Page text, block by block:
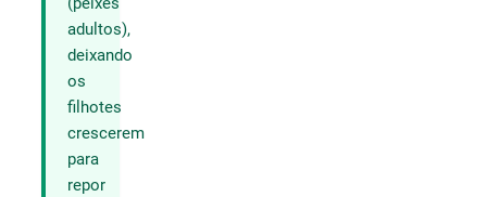
adultos),
deixando
os
filhotes
crescerem
para
repor